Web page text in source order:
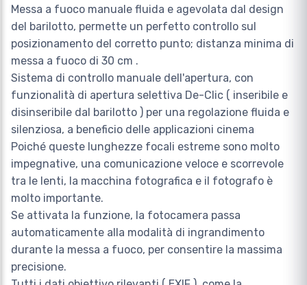
Messa a fuoco manuale fluida e agevolata dal design
del barilotto, permette un perfetto controllo sul
posizionamento del corretto punto; distanza minima di
messa a fuoco di 30 cm .
Sistema di controllo manuale dell'apertura, con
funzionalità di apertura selettiva De-Clic ( inseribile e
disinseribile dal barilotto ) per una regolazione fluida e
silenziosa, a beneficio delle applicazioni cinema
Poiché queste lunghezze focali estreme sono molto
impegnative, una comunicazione veloce e scorrevole
tra le lenti, la macchina fotografica e il fotografo è
molto importante.
Se attivata la funzione, la fotocamera passa
automaticamente alla modalità di ingrandimento
durante la messa a fuoco, per consentire la massima
precisione.